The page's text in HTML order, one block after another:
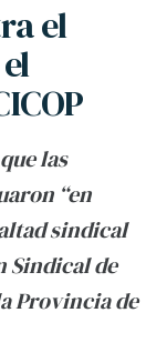
el
las
“en
sindical
Sindical de
Provincia de